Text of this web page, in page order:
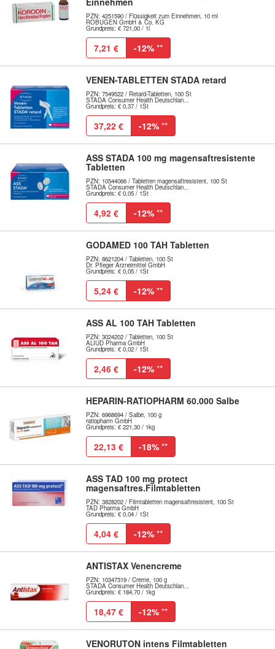
PZN: 4251590 / Flüssigkeit zum Einnehmen, 10 ml
ROBUGEN GmbH & Co. KG
Grundpreis: € 721,00 / 1l
7,21 € -12% **
VENEN-TABLETTEN STADA retard
PZN: 7549522 / Retard-Tabletten, 100 St
STADA Consumer Health Deutschlan...
Grundpreis: € 0,37 / 1St
37,22 € -12% **
ASS STADA 100 mg magensaftresistente
Tabletten
PZN: 10544066 / Tabletten magensaftresistent, 100 St
STADA Consumer Health Deutschlan...
Grundpreis: € 0,05 / 1St
4,92 € -12% **
GODAMED 100 TAH Tabletten
PZN: 8621204 / Tabletten, 100 St
Dr. Pfleger Arzneimittel GmbH
Grundpreis: € 0,05 / 1St
5,24 € -12% **
ASS AL 100 TAH Tabletten
PZN: 3024202 / Tabletten, 100 St
ALIUD Pharma GmbH
Grundpreis: € 0,02 / 1St
2,46 € -12% **
HEPARIN-RATIOPHARM 60.000 Salbe
PZN: 6968694 / Salbe, 100 g
ratiopharm GmbH
Grundpreis: € 221,30 / 1kg
22,13 € -18% **
ASS TAD 100 mg protect
magensaftres.Filmtabletten
PZN: 3828202 / Filmtabletten magensaftresistent, 100 St
TAD Pharma GmbH
Grundpreis: € 0,04 / 1St
4,04 € -12% **
ANTISTAX Venencreme
PZN: 10347319 / Creme, 100 g
STADA Consumer Health Deutschlan...
Grundpreis: € 184,70 / 1kg
18,47 € -12% **
VENORUTON intens Filmtabletten